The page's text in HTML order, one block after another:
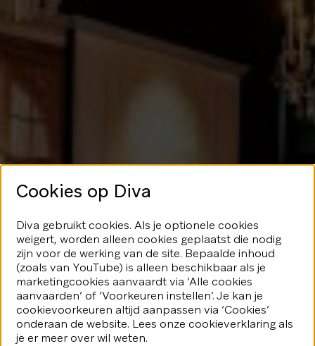
Geen glans
hier
We speelden je blijkbaar even
kwijt...Geen nood, er valt nog veel
fonkeling te ontdekken.
Terug naar de homepagina
Cookies op Diva
Diva gebruikt cookies. Als je optionele cookies
weigert, worden alleen cookies geplaatst die nodig
zijn voor de werking van de site. Bepaalde inhoud
(zoals van YouTube) is alleen beschikbaar als je
marketingcookies aanvaardt via ‘Alle cookies
aanvaarden’ of ‘Voorkeuren instellen’. Je kan je
cookievoorkeuren altijd aanpassen via ‘Cookies’
onderaan de website. Lees onze cookieverklaring als
je er meer over wil weten.